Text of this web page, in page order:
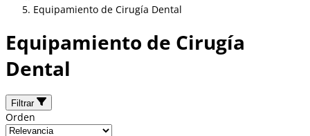
Equipamiento de Cirugía Dental
Equipamiento de Cirugía
Dental
Filtrar
Orden